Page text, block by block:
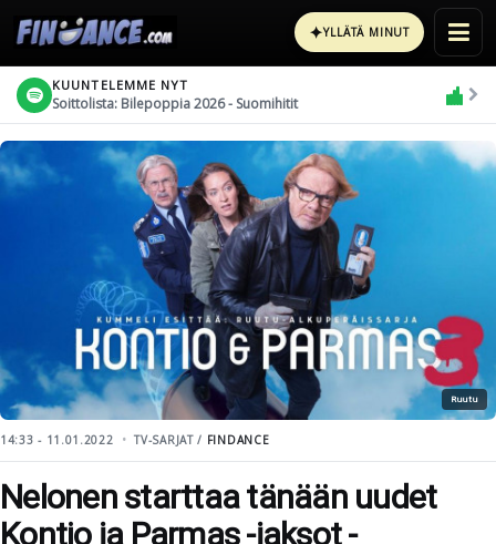
✦YLLÄTÄ MINUT
KUUNTELEMME NYT
Soittolista: Bilepoppia 2026 - Suomihitit
Ruutu
14:33 - 11.01.2022 TV-SARJAT / FINDANCE
Nelonen starttaa tänään uudet
Kontio ja Parmas -jaksot -